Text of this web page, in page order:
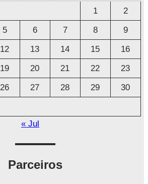
v
o
1
2
5 6 7 8
9
12 13 14 15
16
19 20 21 22
23
26 27 28 29
30
« Jul
Parceiros